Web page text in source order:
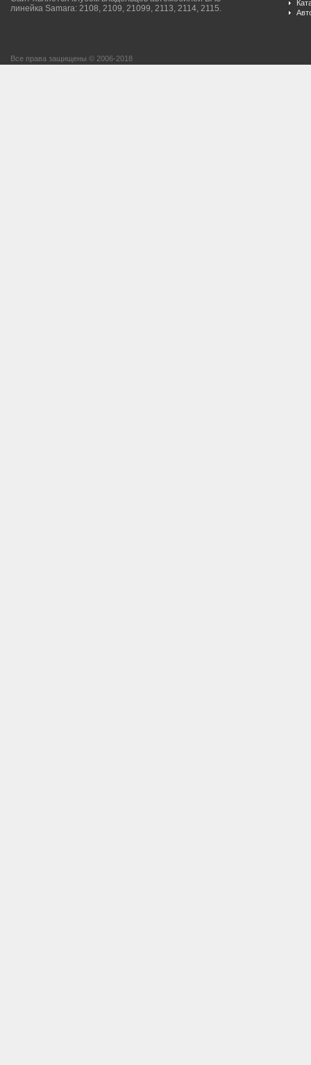
линейка Samara: 2108, 2109, 21099, 2113, 2114, 2115.
Все права защищены © 2006-2018